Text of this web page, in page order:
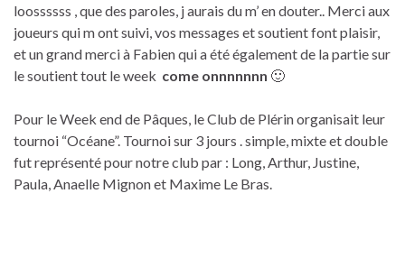
loossssss , que des paroles, j aurais du m’ en douter.. Merci aux
joueurs qui m ont suivi, vos messages et soutient font plaisir,
et un grand merci à Fabien qui a été également de la partie sur
le soutient tout le week come onnnnnnn 🙂
Pour le Week end de Pâques, le Club de Plérin organisait leur
tournoi “Océane”. Tournoi sur 3 jours . simple, mixte et double
fut représenté pour notre club par : Long, Arthur, Justine,
Paula, Anaelle Mignon et Maxime Le Bras.